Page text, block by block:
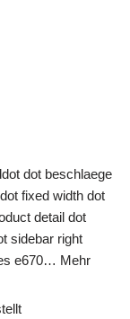
dot beschlaege
fixed width dot
detail dot
sidebar right
e670… Mehr